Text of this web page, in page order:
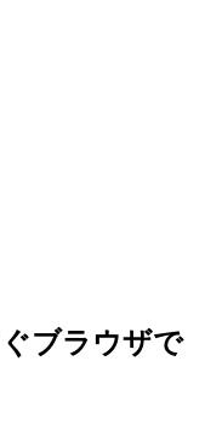
ブラウザで